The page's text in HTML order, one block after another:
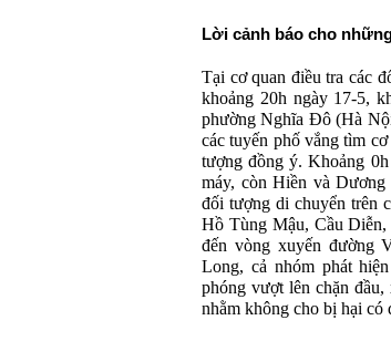
Lời cảnh báo cho
Tại cơ quan điều tra các
khoảng 20h ngày 17-5,
phường Nghĩa Đô (Hà
các tuyến phố vắng tìm
tượng đồng ý. Khoảng
máy, còn Hiền và Dương
đối tượng di chuyển trên
Hồ Tùng Mậu, Cầu
đến vòng xuyến đường
Long, cả nhóm phát
phóng vượt lên chặn
nhằm không cho bị hại có